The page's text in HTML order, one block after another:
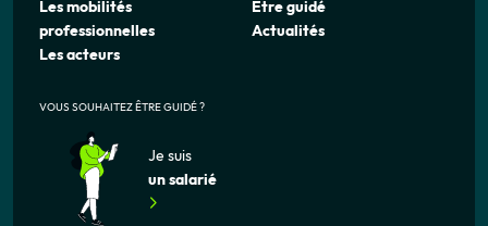
Les mobilités
professionnelles
Les acteurs
Être guidé
Actualités
VOUS SOUHAITEZ ÊTRE GUIDÉ ?
Je suis
un salarié